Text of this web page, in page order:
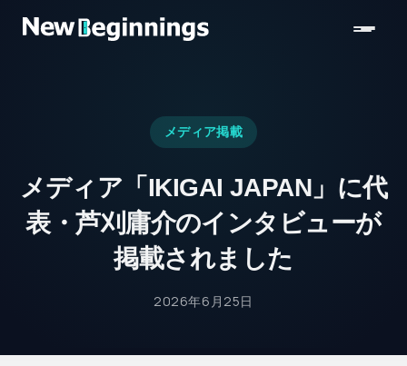
メディア掲載
メディア「IKIGAI JAPAN」に代
表・芦刈庸介のインタビューが
掲載されました
2026年6月25日